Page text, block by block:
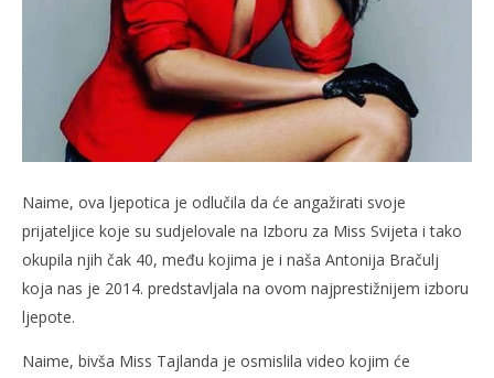
Naime, ova ljepotica je odlučila da će angažirati svoje
prijateljice koje su sudjelovale na Izboru za Miss Svijeta i tako
okupila njih čak 40, među kojima je i naša Antonija Bračulj
koja nas je 2014. predstavljala na ovom najprestižnijem izboru
ljepote.
Naime, bivša Miss Tajlanda je osmislila video kojim će